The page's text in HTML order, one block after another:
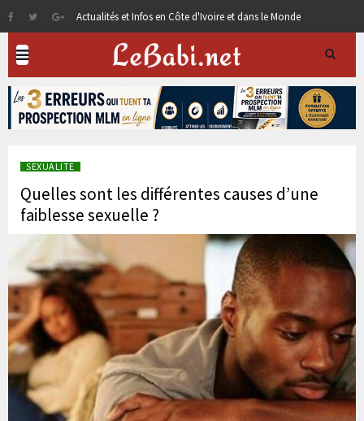
Actualités et Infos en Côte d'Ivoire et dans le Monde
SEXUALITE
Quelles sont les différentes causes d’une
faiblesse sexuelle ?